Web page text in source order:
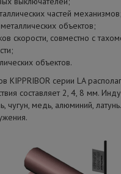
частей механизмов;
объектов;
скорости, совместно с
объектов.
KIPPRIBOR серии LA
составляет 2, 4, 8 мм.
медь, алюминий,